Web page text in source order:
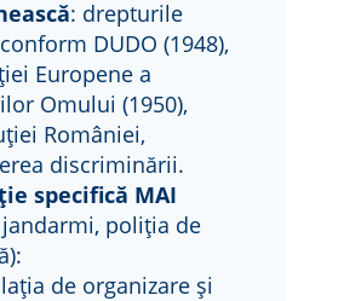
: drepturile
DUDO (1948),
Europene a
Omului (1950),
României,
discriminării.
specifică MAI
poliția de
de organizare și